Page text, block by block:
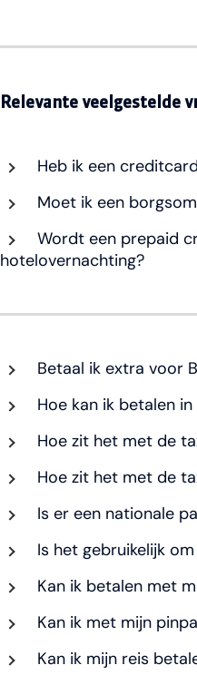
Relevante veelgestelde
Heb ik een
Moet ik een
Wordt een prepaid
hotelovernachting?
Betaal ik extra voor
Hoe kan ik betalen in
Hoe zit het met de
Hoe zit het met de
Is er een nationale
Is het gebruikelijk
Kan ik betalen met
Kan ik met mijn
Kan ik mijn reis